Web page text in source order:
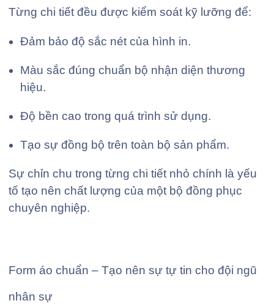
Từng chi tiết đều được kiểm soát kỹ lưỡng để:
Đảm bảo độ sắc nét của hình in.
Màu sắc đúng chuẩn bộ nhận diện thương
hiệu.
Độ bền cao trong quá trình sử dụng.
Tạo sự đồng bộ trên toàn bộ sản phẩm.
Sự chỉn chu trong từng chi tiết nhỏ chính là yếu
tố tạo nên chất lượng của một bộ đồng phục
chuyên nghiệp.
Form áo chuẩn – Tạo nên sự tự tin cho đội ngũ
nhân sự